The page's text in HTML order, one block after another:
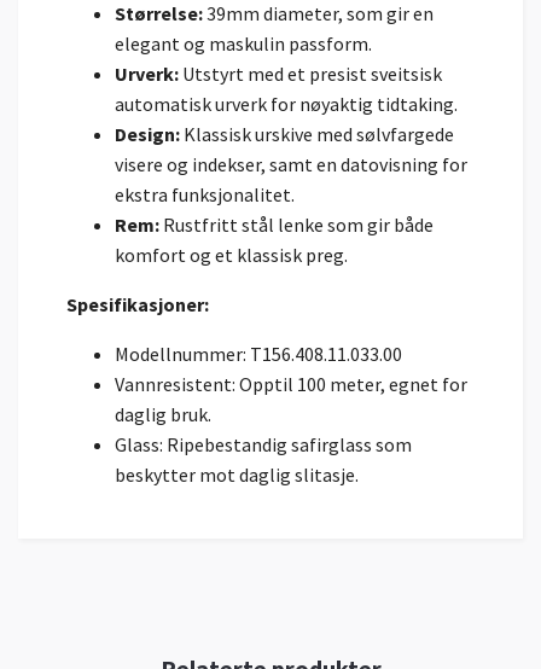
Størrelse:39mm diameter, som gir en
elegant og maskulin passform.
Urverk: Utstyrt med et presist sveitsisk
automatisk urverk for nøyaktig tidtaking.
Design: Klassisk urskive med sølvfargede
visere og indekser, samt en datovisning for
ekstra funksjonalitet.
Rem: Rustfritt stål lenke som gir både
komfort og et klassisk preg.
Spesifikasjoner:
Modellnummer: T156.408.11.033.00
Vannresistent: Opptil 100 meter, egnet for
daglig bruk.
Glass: Ripebestandig safirglass som
beskytter mot daglig slitasje.